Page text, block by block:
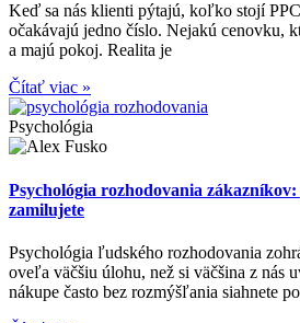
Keď sa nás klienti pýtajú, koľko stojí
očakávajú jedno číslo. Nejakú cenovku,
a majú pokoj. Realita je
Čítať viac »
Psychológia
Psychológia rozhodovania
zamilujete
Psychológia ľudského rozhodovania
oveľa väčšiu úlohu, než si väčšina z nás
nákupe často bez rozmýšľania siahnete